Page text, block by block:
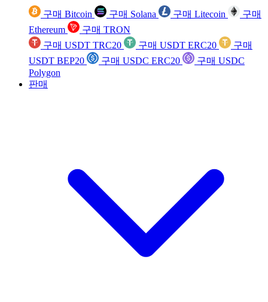
구매 Bitcoin 구매 Solana 구매 Litecoin
구매
Ethereum
구매 TRON
구매 USDT TRC20
구매 USDT ERC20
구매
USDT BEP20
구매 USDC ERC20
구매 USDC
Polygon
판매